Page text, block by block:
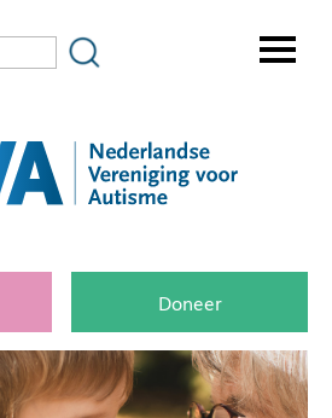
Doneer